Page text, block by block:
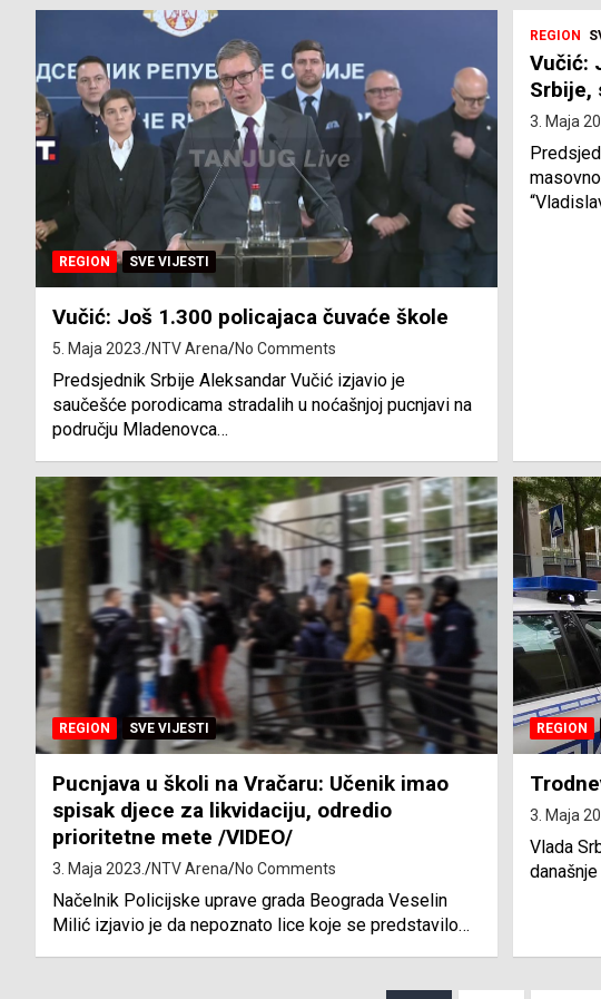
REGION SVE VIJESTI
Vučić: Još 1.300 policajaca čuvaće škole
5. Maja 2023. NTV Arena No Comments
Predsjednik Srbije Aleksandar Vučić izjavio je
saučešće porodicama stradalih u noćašnjoj pucnjavi na
području Mladenovca…
REGION
Vučić:
Srbije,
3. Maja
REGION SVE VIJESTI
Pucnjava u školi na Vračaru: Učenik imao
spisak djece za likvidaciju, odredio
prioritetne mete /VIDEO/
3. Maja 2023. NTV Arena No Comments
Načelnik Policijske uprave grada Beograda Veselin
Milić izjavio je da nepoznato lice koje se predstavilo…
REGION
3. Maja
Vlada